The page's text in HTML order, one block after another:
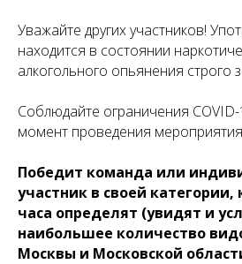
Уважайте других участников!
находится в состоянии
алкогольного опьянения строго
Соблюдайте ограничения
момент проведения
Победит команда или
участник в своей категории,
часа определят (увидят и
наибольшее количество
Москвы и Московской